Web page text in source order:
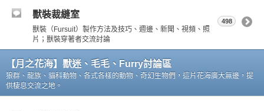
獸裝裁縫室
獸裝（Fursuit）製作方法及技巧、週邊、新聞、視頻、照
片；獸裝穿著者交流討論
498
【月之花海】獸迷、毛毛、Furry討論區
狼群、龍族、貓科動物、各式各樣的動物、奇幻生物們，這片花海廣大無邊，提
供棲息交流之地。